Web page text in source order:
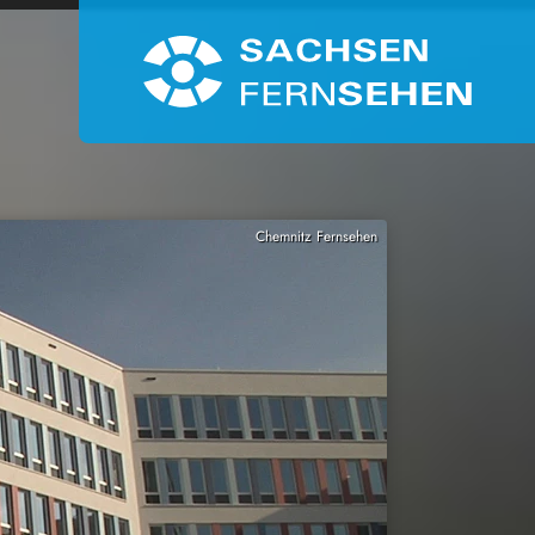
Chemnitz Fernsehen